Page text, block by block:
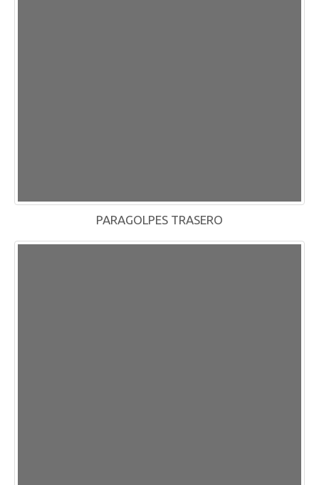
PARAGOLPES TRASERO